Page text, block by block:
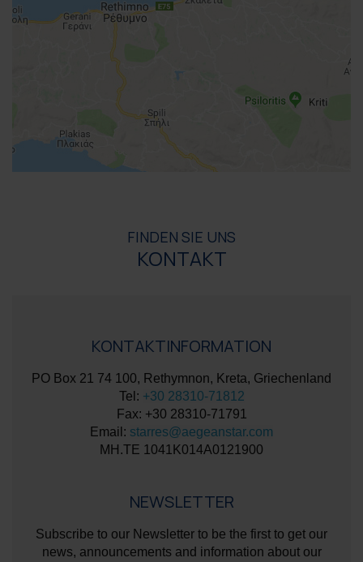
FINDEN SIE UNS
KONTAKT
KONTAKTINFORMATION
PO Box 21 74 100, Rethymnon, Kreta, Griechenland
Tel: +30 28310-71812
Fax: +30 28310-71791
Email: starres@aegeanstar.com
ΜΗ.ΤΕ 1041K014A0121900
NEWSLETTER
Subscribe to our Newsletter to be the first to get our
news, announcements and information about our